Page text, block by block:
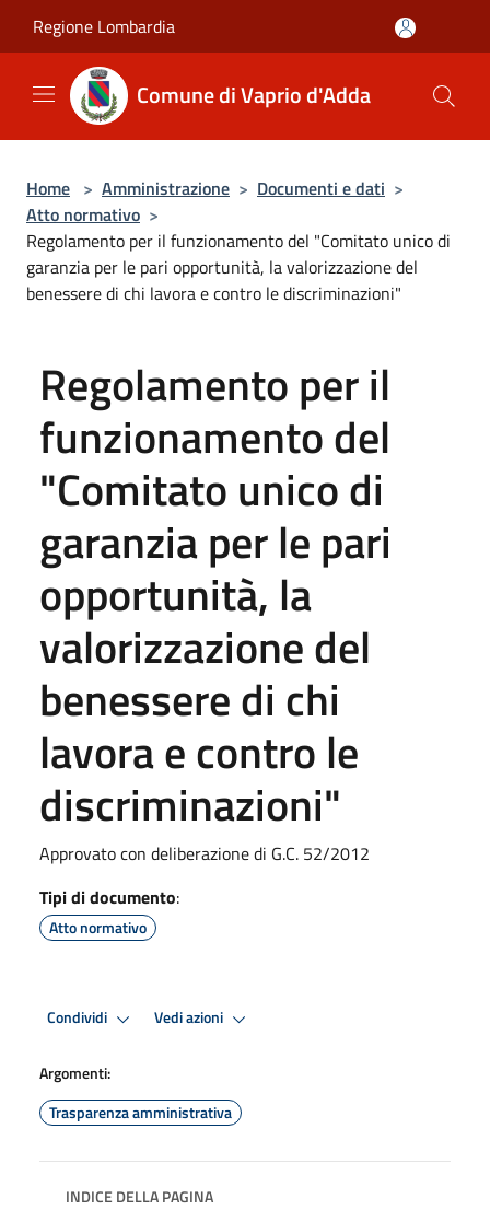
Regione Lombardia
Comune di Vaprio d'Adda
Home > Amministrazione > Documenti e dati >
Atto normativo >
Regolamento per il funzionamento del "Comitato unico di
garanzia per le pari opportunità, la valorizzazione del
benessere di chi lavora e contro le discriminazioni"
Regolamento per il
funzionamento del
"Comitato unico di
garanzia per le pari
opportunità, la
valorizzazione del
benessere di chi
lavora e contro le
discriminazioni"
Approvato con deliberazione di G.C. 52/2012
Tipi di documento:
Atto normativo
Condividi Vedi azioni
Argomenti:
Trasparenza amministrativa
INDICE DELLA PAGINA